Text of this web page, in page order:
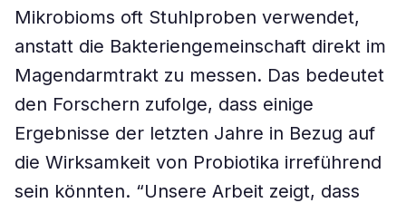
Mikrobioms oft Stuhlproben verwendet,
anstatt die Bakteriengemeinschaft direkt im
Magendarmtrakt zu messen. Das bedeutet
den Forschern zufolge, dass einige
Ergebnisse der letzten Jahre in Bezug auf
die Wirksamkeit von Probiotika irreführend
sein könnten. “Unsere Arbeit zeigt, dass